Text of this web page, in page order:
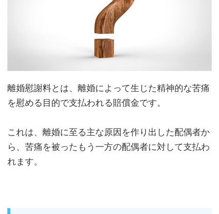
離婚慰謝料とは、離婚によって生じた精神的な苦痛
を慰める目的で支払われる賠償金です。
これは、離婚に至る主な原因を作り出した配偶者か
ら、苦痛を被ったもう一方の配偶者に対して支払わ
れます。